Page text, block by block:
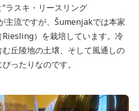
ラスキ・リースリング
主流ですが、Šumenjakでは本家
）を栽培しています。冷
丘陵地の土壌、そして風通しの
ったりなのです。